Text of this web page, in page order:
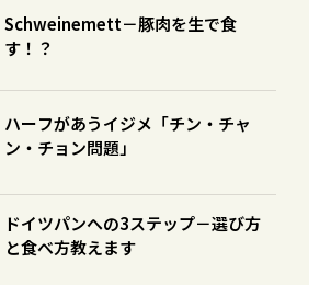
Schweinemett－豚肉を生で食
す！？
ハーフがあうイジメ「チン・チャ
ン・チョン問題」
ドイツパンへの3ステップ－選び方
と食べ方教えます